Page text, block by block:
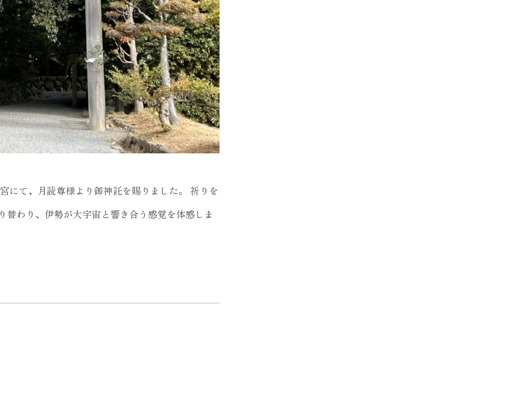
にて、月読尊様より御神託を賜りました。 祈りを
わり、伊勢が大宇宙と響き合う感覚を体感しま